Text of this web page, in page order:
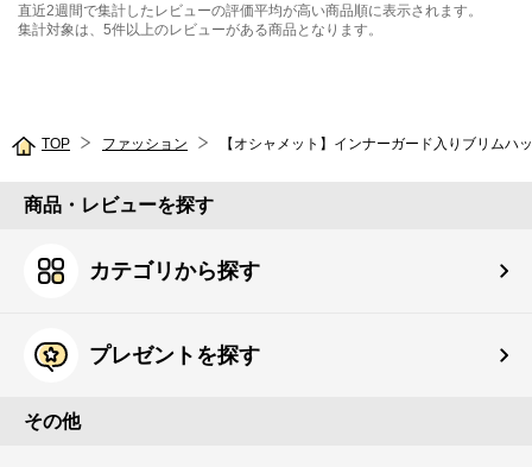
直近2週間で集計したレビューの評価平均が高い商品順に表示されます。
集計対象は、5件以上のレビューがある商品となります。
TOP ファッション
商品・レビューを探す
カテゴリから探す
プレゼントを探す
その他